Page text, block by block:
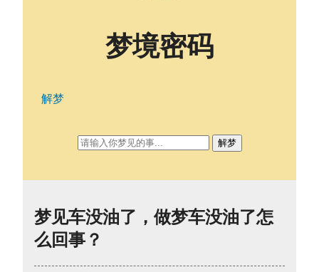
梦见车没油了，做梦车没油了怎
么回事？
梦境密码
解梦
解梦